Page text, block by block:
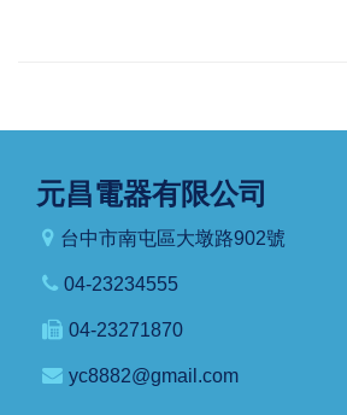
元昌電器有限公司
台中市南屯區大墩路902號
04-23234555
04-23271870
yc8882@gmail.com